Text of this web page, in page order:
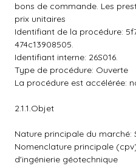
bons de commande. Les
prix unitaires
Identifiant de la procédure:
474c13908505.
Identifiant interne: 26S016.
Type de procédure: Ouverte
La procédure est accélérée:
2.1.1.Objet
Nature principale du marché:
Nomenclature principale
d'ingénierie géotechnique